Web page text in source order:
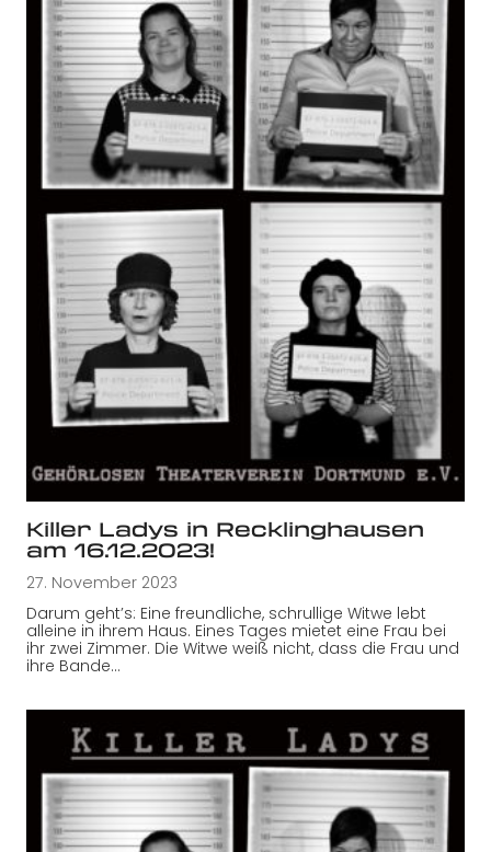
Killer Ladys in Recklinghausen
am 16.12.2023!
27. November 2023
Darum geht’s: Eine freundliche, schrullige Witwe lebt
alleine in ihrem Haus. Eines Tages mietet eine Frau bei
ihr zwei Zimmer. Die Witwe weiß nicht, dass die Frau und
ihre Bande…